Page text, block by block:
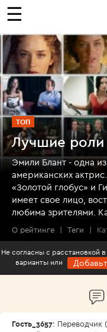
☰
ТОП
Лучшие
Эмили Блант - одна
американских
«Золотой глобус» и
имеет свое лицо,
любима зрителями.
О рейтинге | Теги |
Не согласны с расстановкой в рейтинге?
варианты или
Гость_3657: Переводчик (Арсений Тарковский) Шах с бараньей